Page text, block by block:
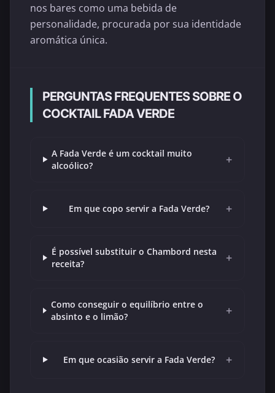
nos bares como uma bebida de
personalidade, procurada por sua identidade
aromática única.
PERGUNTAS FREQUENTES SOBRE O
COCKTAIL FADA VERDE
A Fada Verde é um cocktail muito
alcoólico?
+
Em que copo servir a Fada Verde? +
É possível substituir o Chambord nesta
receita?
+
Como conseguir o equilíbrio entre o
absinto e o limão?
+
Em que ocasião servir a Fada Verde? +